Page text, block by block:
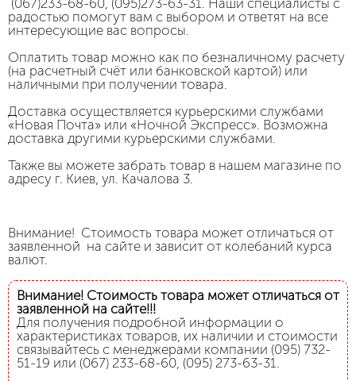
(067)233-68-60, (095)273-63-31. Наши специалисты с
радостью помогут вам с выбором и ответят на все
интересующие вас вопросы.
Оплатить товар можно как по безналичному расчету
(на расчетный счёт или банковской картой) или
наличными при получении товара.
Доставка осуществляется курьерскими службами
«Новая Почта» или «Ночной Экспресс». Возможна
доставка другими курьерскими службами.
Также вы можете забрать товар в нашем магазине по
адресу г. Киев, ул. Качалова 3.
Внимание! Стоимость товара может отличаться от
заявленной на сайте и зависит от колебаний курса
валют.
Внимание! Стоимость товара может отличаться от
заявленной на сайте!!!
Для получения подробной информации о
характеристиках товаров, их наличии и стоимости
связывайтесь с менеджерами компании (095) 732-
51-19 или (067) 233-68-60, (095) 273-63-31.